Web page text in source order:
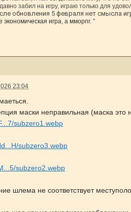
забил на игру, играю только для
обновления 5 февраля нет смысла
экономическая игра, а мморпг."
23:04
маски неправильная (маска это
subzero1.webp
subzero3.webp
subzero2.webp
шлема не соответствует